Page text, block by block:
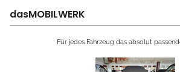
dasMOBILWERK
Für jedes Fahrzeug das absolut